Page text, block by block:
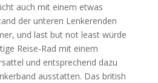
auch mit einem etwas
der unteren Lenkerenden
und last but not least würde
Reise-Rad mit einem
und entsprechend dazu
ausstatten. Das british